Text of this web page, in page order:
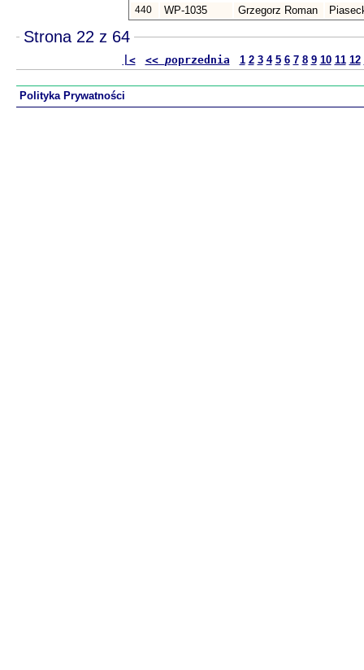
440 WP-1035 Grzegorz Roman
Strona 22 z 64
|< << poprzednia 1 2 3 4 5 6 7 8 9 10 11 12
Polityka Prywatności